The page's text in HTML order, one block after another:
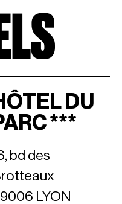
DU
***
bd des
LYON